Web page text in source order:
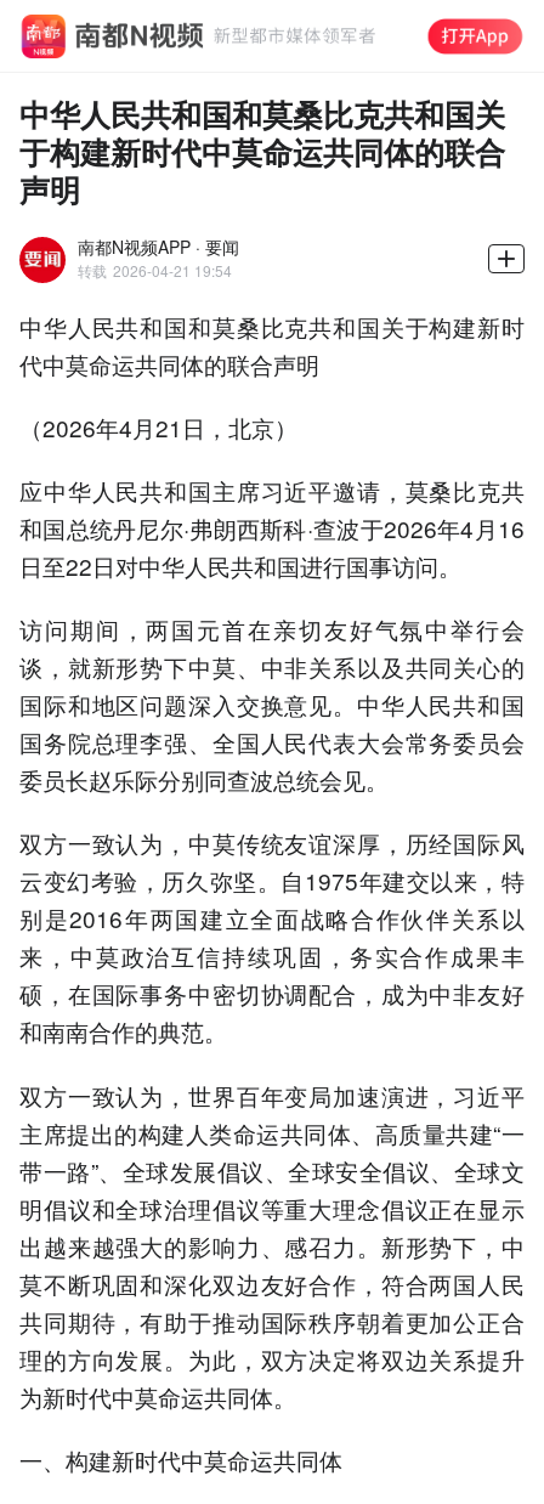
中华人民共和国和莫桑比克共和国关
于构建新时代中莫命运共同体的联合
声明
南都N视频APP · 要闻
转载 2026-04-21 19:54
中华人民共和国和莫桑比克共和国关于构建新时
代中莫命运共同体的联合声明
（2026年4月21日，北京）
应中华人民共和国主席习近平邀请，莫桑比克共
和国总统丹尼尔·弗朗西斯科·查波于2026年4月16
日至22日对中华人民共和国进行国事访问。
访问期间，两国元首在亲切友好气氛中举行会
谈，就新形势下中莫、中非关系以及共同关心的
国际和地区问题深入交换意见。中华人民共和国
国务院总理李强、全国人民代表大会常务委员会
委员长赵乐际分别同查波总统会见。
双方一致认为，中莫传统友谊深厚，历经国际风
云变幻考验，历久弥坚。自1975年建交以来，特
别是2016年两国建立全面战略合作伙伴关系以
来，中莫政治互信持续巩固，务实合作成果丰
硕，在国际事务中密切协调配合，成为中非友好
和南南合作的典范。
双方一致认为，世界百年变局加速演进，习近平
主席提出的构建人类命运共同体、高质量共建“一
带一路”、全球发展倡议、全球安全倡议、全球文
明倡议和全球治理倡议等重大理念倡议正在显示
出越来越强大的影响力、感召力。新形势下，中
莫不断巩固和深化双边友好合作，符合两国人民
共同期待，有助于推动国际秩序朝着更加公正合
理的方向发展。为此，双方决定将双边关系提升
为新时代中莫命运共同体。
一、构建新时代中莫命运共同体